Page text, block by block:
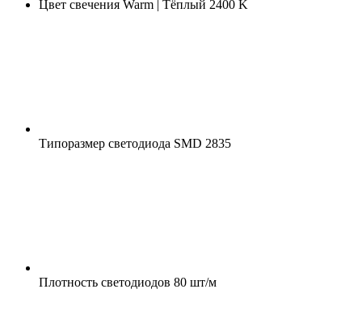
Цвет свечения Warm | Тёплый 2400 K
Типоразмер светодиода SMD 2835
Плотность светодиодов 80 шт/м